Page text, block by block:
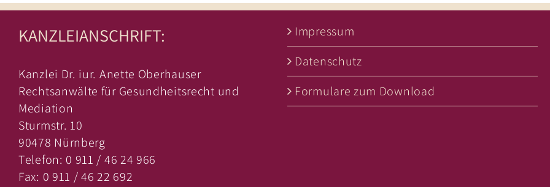
KANZLEIANSCHRIFT:
Kanzlei Dr. iur. Anette Oberhauser
Rechtsanwälte für Gesundheitsrecht und
Mediation
Sturmstr. 10
90478 Nürnberg
Telefon: 0 911 / 46 24 966
Fax: 0 911 / 46 22 692
Impressum
Datenschutz
Formulare zum Download